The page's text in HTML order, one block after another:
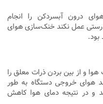
درون آبسردکن را انجام
عمل نکند خنک‌سازی هوای
و از بین بردن ذرات معلق را
هوای خروجی دستگاه به طور
و در نتیجه دمای هوا کاهش